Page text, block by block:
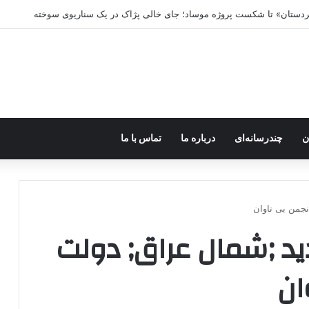
تا شکست پروژه موساد؛ جای خالی پژاک در یک سناریوی سوخته
چندرسانه‌ای درباره ما تماس با ما
بی تاوان
;شمال عراق; دولت